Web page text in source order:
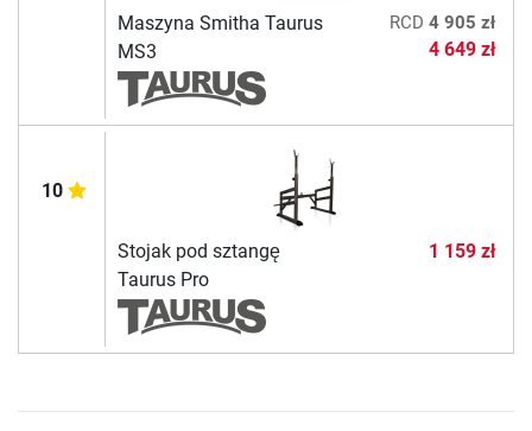
Maszyna Smitha Taurus
MS3
RCD 4 905 zł
4 649 zł
10
Stojak pod sztangę
Taurus Pro
1 159 zł